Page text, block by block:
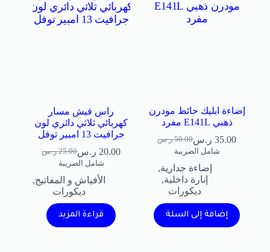
إضاءة ابليك حائط مودرن
ذهبي E141L مفرد
50.00 ر.س 35.00 ر.س
شامل الضريبة
إضاءة جدارية,
إنارة داخلية,
ديكورات
إضافة إلى السلة
راس فيش مسار
كهربائي ثلاثي دائري لون
جرافيت 13 امبير توفل
25.00 ر.س 20.00 ر.س
شامل الضريبة
الأفياش و المفاتيح,
ديكورات
قراءة المزيد